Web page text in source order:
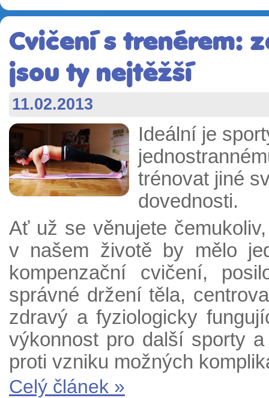
Cvičení s trenérem:
jsou ty nejtěžší
11.02.2013
Ideální je
trénovat jiné
dovednosti.
Ať už se věnujete
v našem životě by mělo
kompenzační cvičení,
správné držení těla,
zdravý a fyziologicky
výkonnost pro další sporty
proti vzniku možných
Celý článek »